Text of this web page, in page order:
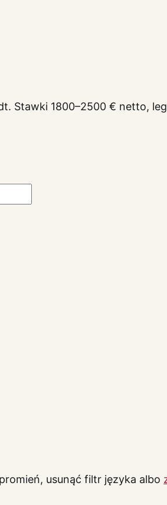
Stawki 1800–2500 € netto,
usunąć filtr języka albo